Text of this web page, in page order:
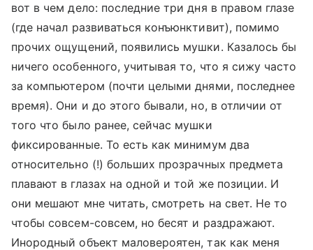
вот в чем дело: последние три дня в правом глазе
(где начал развиваться конъюнктивит), помимо
прочих ощущений, появились мушки. Казалось бы
ничего особенного, учитывая то, что я сижу часто
за компьютером (почти целыми днями, последнее
время). Они и до этого бывали, но, в отличии от
того что было ранее, сейчас мушки
фиксированные. То есть как минимум два
относительно (!) больших прозрачных предмета
плавают в глазах на одной и той же позиции. И
они мешают мне читать, смотреть на свет. Не то
чтобы совсем-совсем, но бесят и раздражают.
Инородный объект маловероятен, так как меня